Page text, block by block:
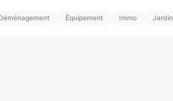
Équipement Immo Jardin